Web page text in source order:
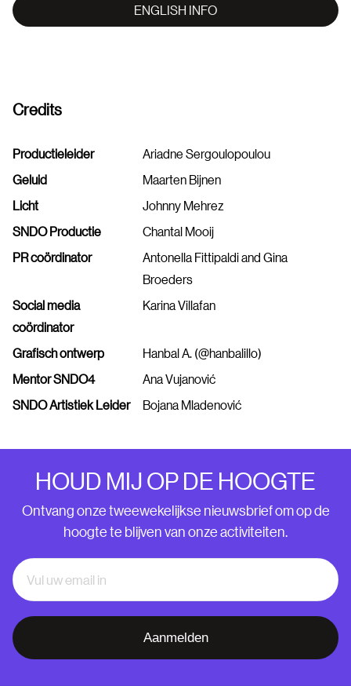
ENGLISH INFO
Credits
Productieleider
Ariadne Sergoulopoulou
Geluid
Maarten Bijnen
Licht
Johnny Mehrez
SNDO Productie
Chantal Mooij
PR coördinator
Antonella Fittipaldi and Gina
Broeders
Social media
coördinator
Karina Villafan
Grafisch ontwerp
Hanbal A. (@hanbalillo)
Mentor SNDO4
Ana Vujanović
SNDO Artistiek Leider
Bojana Mladenović
HOUD MIJ OP DE HOOGTE
Ontvang onze tweewekelijkse nieuwsbrief om op de
hoogte te blijven van onze activiteiten.
Aanmelden